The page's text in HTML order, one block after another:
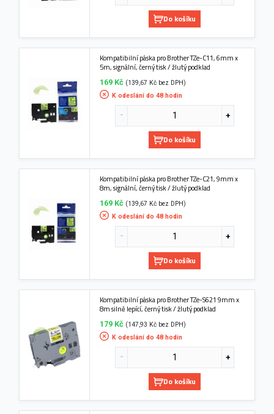
Do košíku
Kompatibilní páska pro Brother TZe-C11, 6mm x
5m, signální, černý tisk / žlutý podklad
169 Kč (139,67 Kč bez DPH)
K odeslání do 48 hodin
Do košíku
Kompatibilní páska pro Brother TZe-C21, 9mm x
8m, signální, černý tisk / žlutý podklad
169 Kč (139,67 Kč bez DPH)
K odeslání do 48 hodin
Do košíku
Kompatibilní páska pro Brother TZe-S621 9mm x
8m silně lepící, černý tisk / žlutý podklad
179 Kč (147,93 Kč bez DPH)
K odeslání do 48 hodin
Do košíku